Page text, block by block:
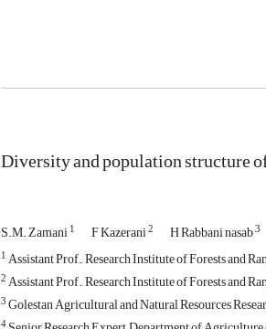
Diversity and population structure
S.M. Zamani1 F Kazerani2 H Rabbani nasab3
1Assistant Prof., Research Institute of Forests and
2Assistant Prof., Research Institute of Forests and
3Golestan Agricultural and Natural Resources
4